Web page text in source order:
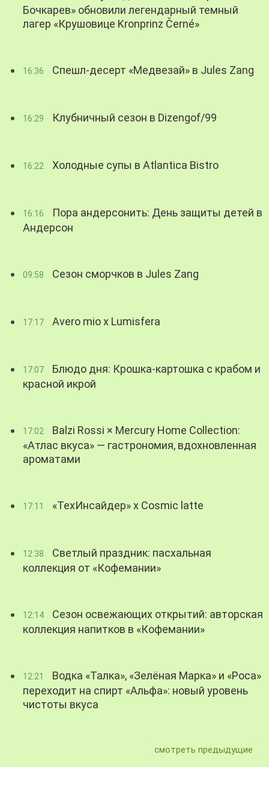
Бочкарев» обновили легендарный темный
лагер «Крушовице Kronprinz Černé»
16:36 Спешл-десерт «Медвезай» в Jules Zang
16:29 Клубничный сезон в Dizengof/99
16:22 Холодные супы в Atlantica Bistro
16:16
Пора андерсонить: День защиты детей в
Андерсон
09:58 Сезон сморчков в Jules Zang
17:17 Avero mio x Lumisfera
17:07
Блюдо дня: Крошка-картошка с крабом и
красной икрой
17:02
Balzi Rossi × Mercury Home Collection:
«Атлас вкуса» — гастрономия, вдохновленная
ароматами
17:11 «ТехИнсайдер» х Cosmic latte
12:38
Светлый праздник: пасхальная
коллекция от «Кофемании»
12:14
Сезон освежающих открытий: авторская
коллекция напитков в «Кофемании»
12:21
Водка «Талка», «Зелёная Марка» и «Роса»
переходит на спирт «Альфа»: новый уровень
чистоты вкуса
смотреть предыдущие